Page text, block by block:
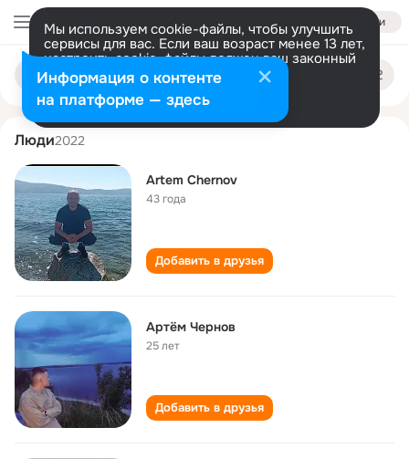
Войти
Мы используем cookie-файлы, чтобы улучшить
сервисы для вас. Если ваш возраст менее 13 лет,
настроить cookie-файлы должен ваш законный
представитель. Больше информации
Разрешить все Настроить
Поиск
людям
artem chernov
Люди2022
Artem Chernov
43 года
Добавить в друзья
Артём Чернов
25 лет
Добавить в друзья
Информация о контенте
на платформе — здесь